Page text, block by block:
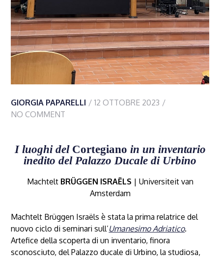
GIORGIA PAPARELLI
12 OTTOBRE 2023
NO COMMENT
I luoghi del Cortegiano in un inventario
inedito del Palazzo Ducale di Urbino
Machtelt BRÜGGEN ISRAËLS | Universiteit van
Amsterdam
Machtelt Brüggen Israëls è stata la prima relatrice del
nuovo ciclo di seminari sull’Umanesimo Adriatico.
Artefice della scoperta di un inventario, finora
sconosciuto, del Palazzo ducale di Urbino, la studiosa,